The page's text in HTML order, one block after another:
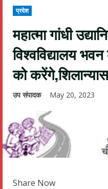
प्रदेश
महात्मा गांधी
विश्वविद्यालय
को करेंगे,शिलान्यास
उप संपादक May 20, 2023
Share Now